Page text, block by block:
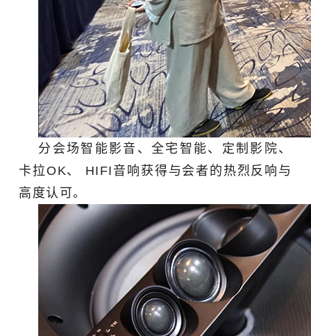
分会场智能影音、全宅智能、定制影院、
卡拉OK、 HIFI音响获得与会者的热烈反响与
高度认可。